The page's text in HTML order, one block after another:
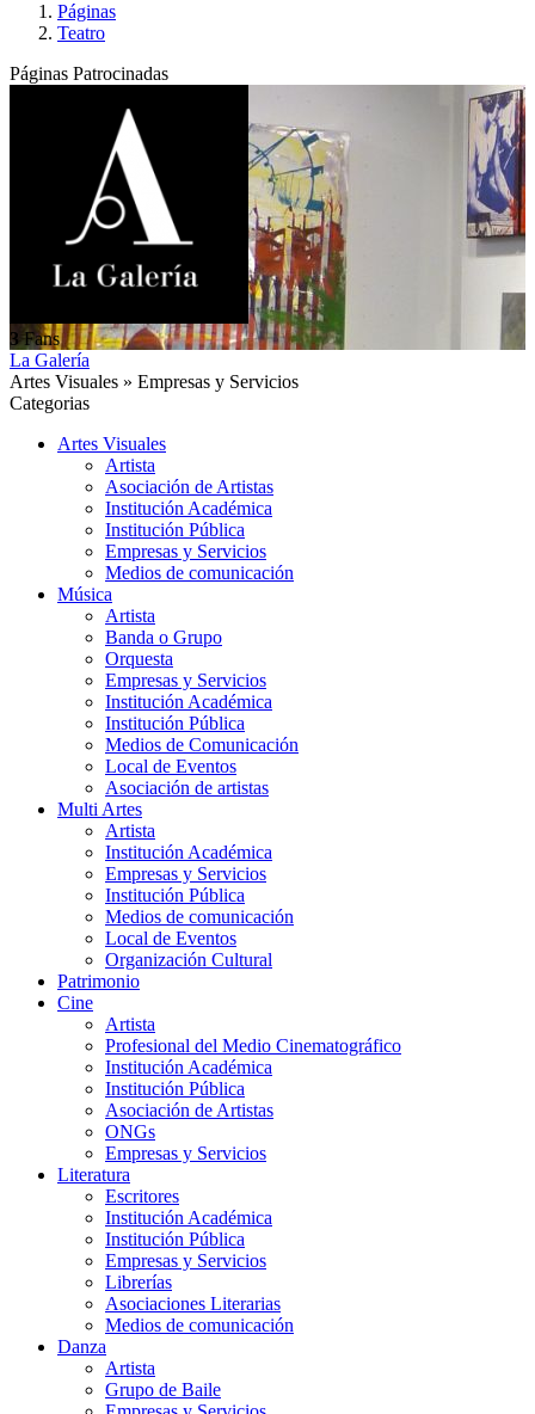
Páginas
Teatro
Páginas Patrocinadas
3 Fans
La Galería
Artes Visuales » Empresas y Servicios
Categorias
Artes Visuales
Artista
Asociación de Artistas
Institución Académica
Institución Pública
Empresas y Servicios
Medios de comunicación
Música
Artista
Banda o Grupo
Orquesta
Empresas y Servicios
Institución Académica
Institución Pública
Medios de Comunicación
Local de Eventos
Asociación de artistas
Multi Artes
Artista
Institución Académica
Empresas y Servicios
Institución Pública
Medios de comunicación
Local de Eventos
Organización Cultural
Patrimonio
Cine
Artista
Profesional del Medio Cinematográfico
Institución Académica
Institución Pública
Asociación de Artistas
ONGs
Empresas y Servicios
Literatura
Escritores
Institución Académica
Institución Pública
Empresas y Servicios
Librerías
Asociaciones Literarias
Medios de comunicación
Danza
Artista
Grupo de Baile